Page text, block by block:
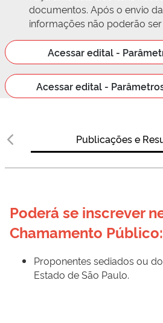
documentos. Após o envio
informações não poderão
Acessar edital -
Acessar edital -
Publicações e
Poderá se inscrever
Chamamento Público:
Proponentes sediados ou
Estado de São Paulo.